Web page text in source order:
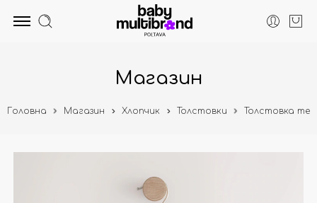
Магазин
Головна Магазин Хлопчик Толстовки Толстовка